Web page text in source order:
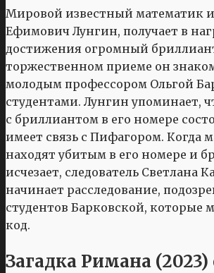
Мировой известный математик
Ефимович Лунгин, получает в
достижения огромный
торжественном приеме он
молодым профессором Ольгой
студентами. Лунгин упоминает,
с бриллиантом в его номере
имеет связь с Пифагором. Когда
находят убитым в его номере и
исчезает, следователь Светлана
начинает расследование,
студентов Барковской, которые
код.
Загадка Римана (2023)